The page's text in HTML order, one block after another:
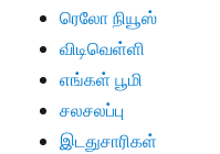
ரெலோ நியூஸ்
விடிவெள்ளி
எங்கள் பூமி
சலசலப்பு
இடதுசாரிகள்